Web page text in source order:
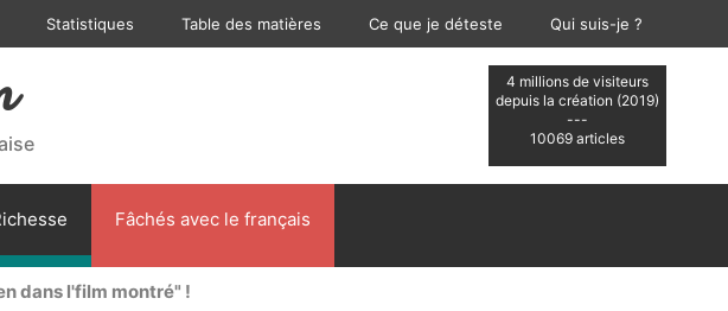
Statistiques Table des matières Ce que je déteste Qui suis-je ?
4 millions de visiteurs
depuis la création (2019)
---
10069 articles
Fâchés avec le français
dans l'film montré" !